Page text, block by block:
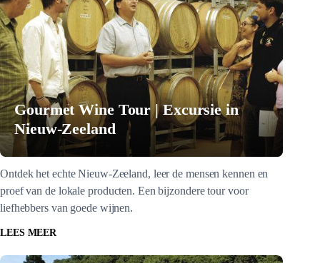
Gourmet Wine Tour | Excursie in
Nieuw-Zeeland
Ontdek het echte Nieuw-Zeeland, leer de mensen kennen en
proef van de lokale producten. Een bijzondere tour voor
liefhebbers van goede wijnen.
LEES MEER